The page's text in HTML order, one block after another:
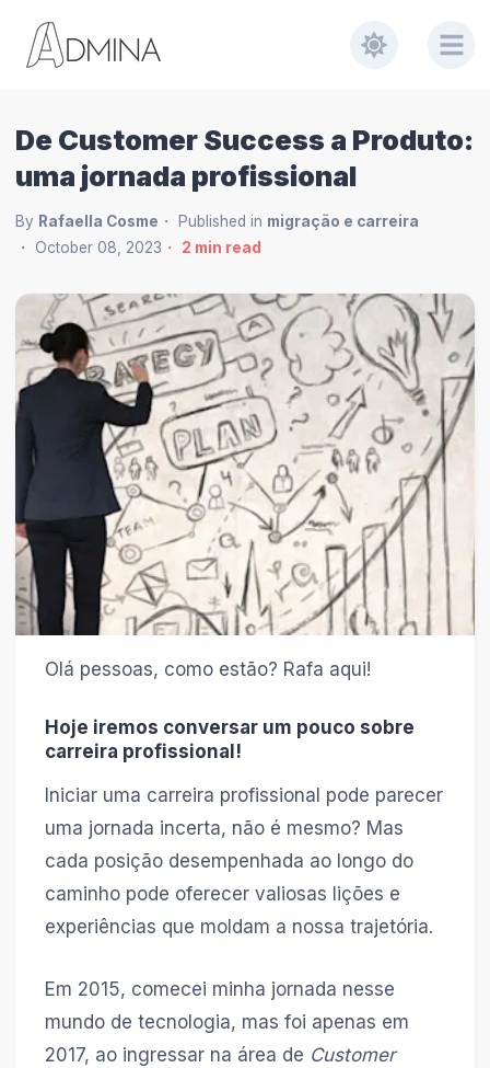
De Customer Success a Produto:
uma jornada profissional
By Rafaella Cosme Published in migração e carreira
October 08, 2023
2 min read
Olá pessoas, como estão? Rafa aqui!
Hoje iremos conversar um pouco sobre
carreira profissional!
Iniciar uma carreira profissional pode parecer
uma jornada incerta, não é mesmo? Mas
cada posição desempenhada ao longo do
caminho pode oferecer valiosas lições e
experiências que moldam a nossa trajetória.
Em 2015, comecei minha jornada nesse
mundo de tecnologia, mas foi apenas em
2017, ao ingressar na área de Customer